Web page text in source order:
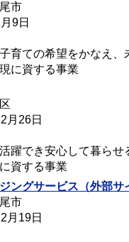
市
9日
育ての希望をかなえ、
に資する事業
月26日
躍でき安心して暮らせ
資する事業
ングサービス（外部サ
市
月19日